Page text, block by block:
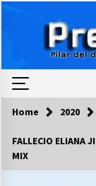
Home 2020
FALLECIO ELIANA
MIX